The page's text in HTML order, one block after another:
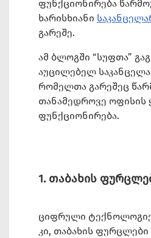
ფუნქციონირება
ხარისხიანი
გარეშე.
ამ ბლოგში “სუფთა”
აუცილებელ
რომელთა გარეშეც
თანამედროვე
ფუნქციონირება.
1. თაბახის
ციფრული
კი, თაბახის ფურცლები